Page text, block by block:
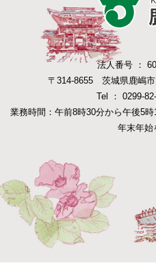
法人番号 ：
〒314-8655 茨城県鹿嶋
Tel ： 0299-
業務時間：午前8時30分から午後5
年末年始